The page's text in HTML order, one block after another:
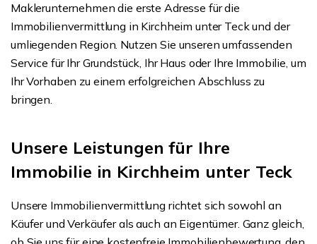
Maklerunternehmen die erste Adresse für die
Immobilienvermittlung in Kirchheim unter Teck und der
umliegenden Region. Nutzen Sie unseren umfassenden
Service für Ihr Grundstück, Ihr Haus oder Ihre Immobilie, um
Ihr Vorhaben zu einem erfolgreichen Abschluss zu
bringen.
Unsere Leistungen für Ihre
Immobilie in Kirchheim unter Teck
Unsere Immobilienvermittlung richtet sich sowohl an
Käufer und Verkäufer als auch an Eigentümer. Ganz gleich,